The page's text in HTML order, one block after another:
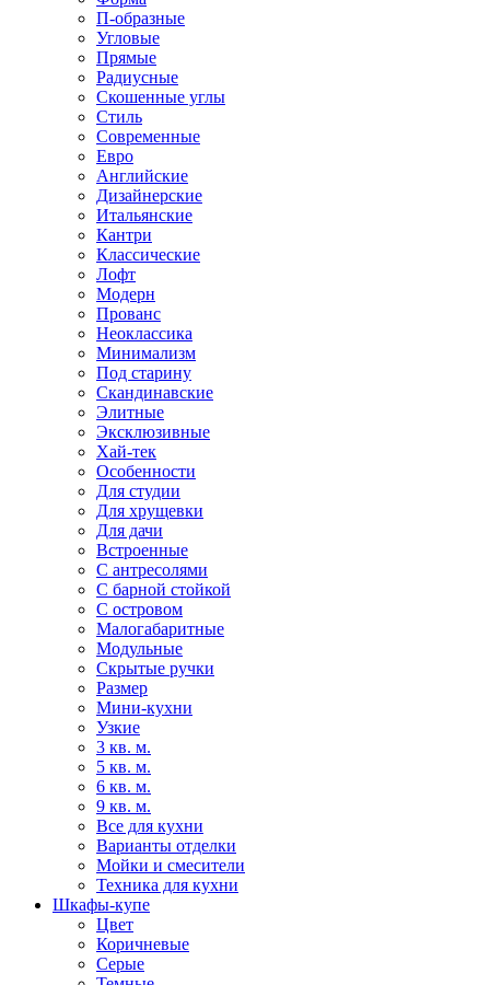
П-образные
Угловые
Прямые
Радиусные
Скошенные углы
Стиль
Современные
Евро
Английские
Дизайнерские
Итальянские
Кантри
Классические
Лофт
Модерн
Прованс
Неоклассика
Минимализм
Под старину
Скандинавские
Элитные
Эксклюзивные
Хай-тек
Особенности
Для студии
Для хрущевки
Для дачи
Встроенные
С антресолями
С барной стойкой
С островом
Малогабаритные
Модульные
Скрытые ручки
Размер
Мини-кухни
Узкие
3 кв. м.
5 кв. м.
6 кв. м.
9 кв. м.
Все для кухни
Варианты отделки
Мойки и смесители
Техника для кухни
Шкафы-купе
Цвет
Коричневые
Серые